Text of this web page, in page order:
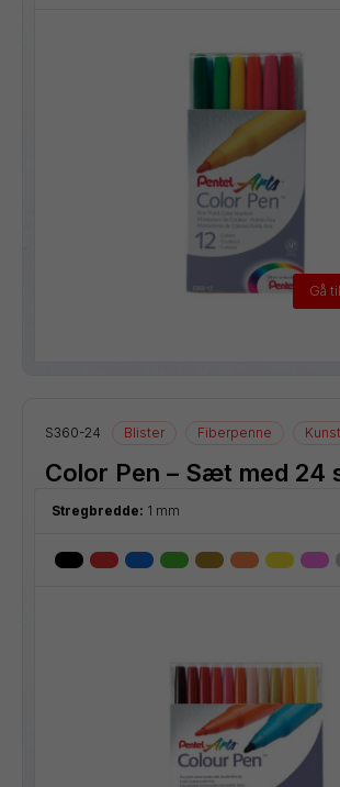
Gå
S360-24 Blister Fiberpenne
Color Pen – Sæt med 24
Stregbredde: 1 mm